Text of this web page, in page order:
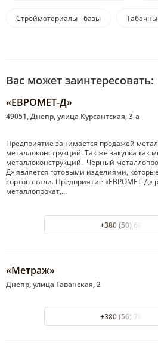
Стройматериалы - базы
Вас может заинтересовать:
«ЕВРОМЕТ-Д»
49051, Днепр, улица Курсантская, 3-а
Предприятие занимается продажей
металлоконструкций. Так же закупка как
металлоконструкций. Черный
Д» является готовыми изделиями,
сортов стали. Предприятие «ЕВРОМЕТ-Д»
металлопрокат,…
+380 (50) 696-92-
«Метраж»
Днепр, улица Гаванская, 2
+380 (56) 789-48-